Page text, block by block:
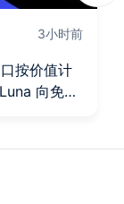
3小时前
按价值计
向免费